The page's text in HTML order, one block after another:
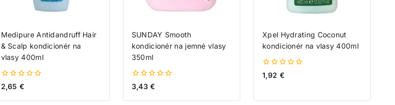
Medipure Antidandruff Hair
& Scalp kondicionér na
vlasy 400ml
0
5
2,65 €
SUNDAY Smooth
kondicionér na jemné vlasy
350ml
0
z
5
3,43€
Xpel Hydrating Coconut
kondicionér na vlasy 400ml
0
1,92 €